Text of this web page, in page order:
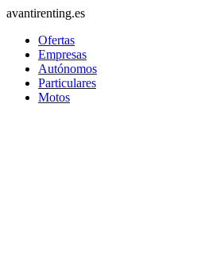
avantirenting.es
Ofertas
Empresas
Autónomos
Particulares
Motos